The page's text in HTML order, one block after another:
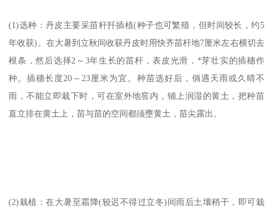
(1)选种：丹皮主要采苗杆扦插植(种子也可繁殖，但时间较长，约5
年收获)。在大暑到立秋间收获丹皮时用快齐苗杆地7厘米左右横切去
根条，然后选择2～3年生长的苗杆，表皮光滑，*芽壮实的插穗作
种。插穗长度20～23厘米为宜。种苗选好后，倘遇天雨或久晴不
雨，不能立即栽下时，可在室外地窖内，铺上润湿的黄土，把种苗
直立排在黄土上，苗与苗的空间都须壅黄土，苗尖露出。
(2)栽植：在大暑至霜降(较迟不得过立冬)间雨后土壤稍干，即可栽